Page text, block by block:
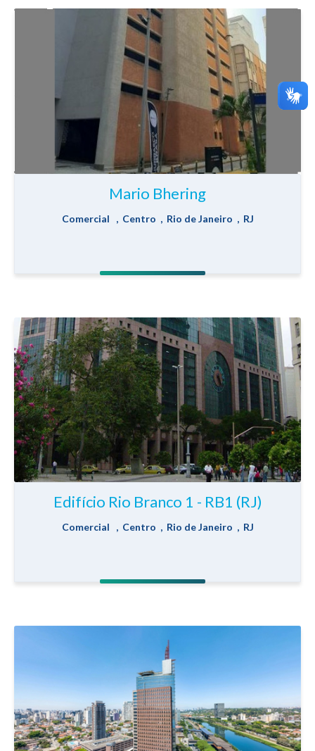
Mario Bhering
Comercial , Centro , Rio de Janeiro , RJ
Edifício Rio Branco 1 - RB1 (RJ)
Comercial , Centro , Rio de Janeiro , RJ